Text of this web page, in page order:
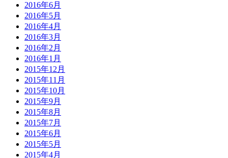
2016年6月
2016年5月
2016年4月
2016年3月
2016年2月
2016年1月
2015年12月
2015年11月
2015年10月
2015年9月
2015年8月
2015年7月
2015年6月
2015年5月
2015年4月